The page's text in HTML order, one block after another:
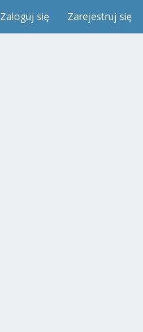
Zaloguj się Zarejestruj się